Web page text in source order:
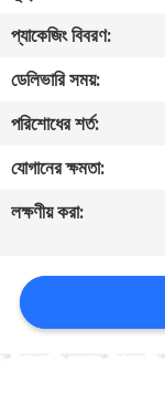
আমাদের
সাথে
যোগাযোগ
করুন
মামলা
প্যাকেজিং বিবরণ:
ডেলিভারি সময়:
পরিশোধের শর্ত:
যোগানের ক্ষমতা:
লক্ষণীয় করা: